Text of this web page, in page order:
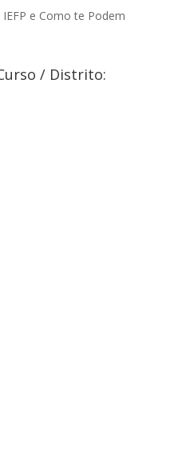
e Como te Podem
/ Distrito: